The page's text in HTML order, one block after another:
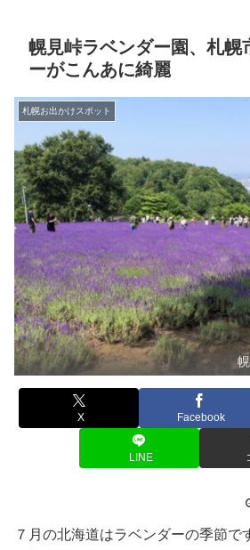
幌見峠ラベンダー園、札幌
ーがこんあに綺麗
札幌お出かけスポット
X Facebook
LINE
７月の北海道はラベンダーの季節で